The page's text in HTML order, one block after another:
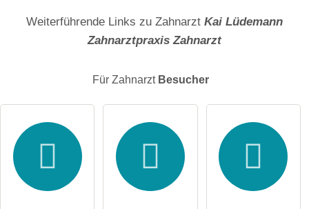
Hiermit akzeptiere ich die .
Die Datenschutzerklärunghabe ich zur Kenntnis genommen.
Weiterführende Links zu Zahnarzt Kai Lüdemann
Zahnarztpraxis Zahnarzt
Für Zahnarzt Besucher